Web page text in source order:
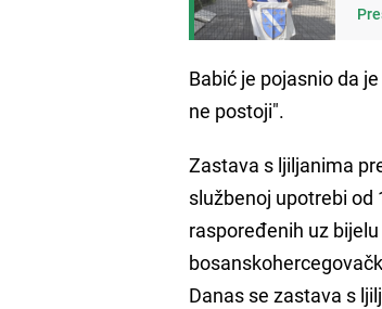
Babić je pojasnio da
ne postoji".
Zastava s ljiljanima
službenoj upotrebi od
raspoređenih uz
Danas se zastava s